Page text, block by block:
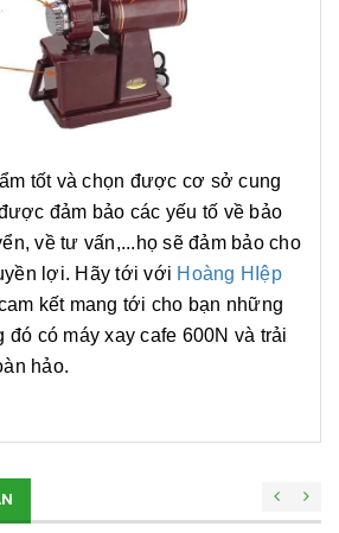
tốt và chọn được cơ sở cung
đảm bảo các yếu tố về bảo
về tư vấn,...họ sẽ đảm bảo cho
lợi. Hãy tới với Hoàng HIệp
kết mang tới cho bạn những
đó có máy xay cafe 600N và trải
hảo.